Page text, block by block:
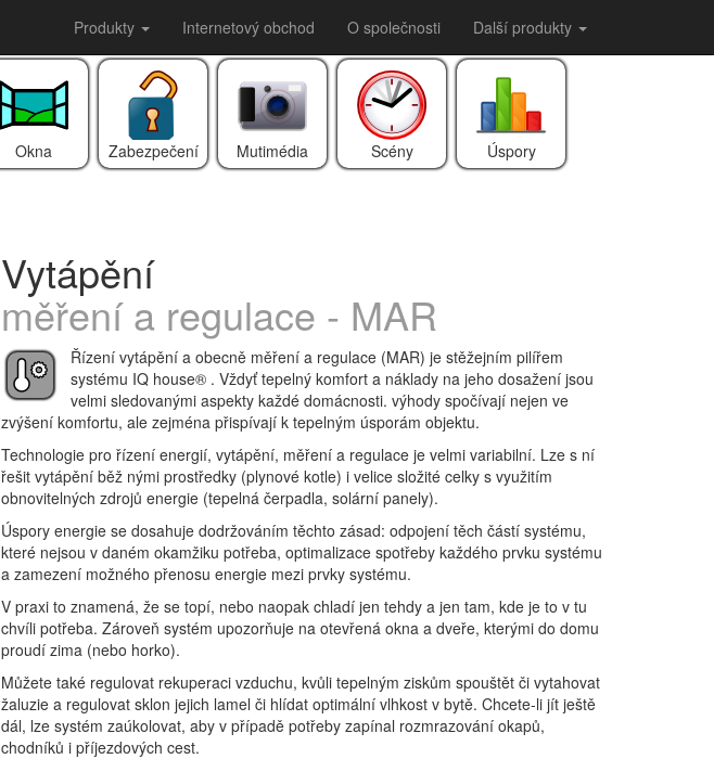
Produkty Internetový obchod O společnosti Další produkty
Okna Zabezpečení Mutimédia Scény Úspory
Vytápění
měření a regulace - MAR
Řízení vytápění a obecně měření a regulace (MAR) je stěžejním pilířem
systému IQ house® . Vždyť tepelný komfort a náklady na jeho dosažení jsou
velmi sledovanými aspekty každé domácnosti. výhody spočívají nejen ve
zvýšení komfortu, ale zejména přispívají k tepelným úsporám objektu.
Technologie pro řízení energií, vytápění, měření a regulace je velmi variabilní. Lze s ní
řešit vytápění běž nými prostředky (plynové kotle) i velice složité celky s využitím
obnovitelných zdrojů energie (tepelná čerpadla, solární panely).
Úspory energie se dosahuje dodržováním těchto zásad: odpojení těch částí systému,
které nejsou v daném okamžiku potřeba, optimalizace spotřeby každého prvku systému
a zamezení možného přenosu energie mezi prvky systému.
V praxi to znamená, že se topí, nebo naopak chladí jen tehdy a jen tam, kde je to v tu
chvíli potřeba. Zároveň systém upozorňuje na otevřená okna a dveře, kterými do domu
proudí zima (nebo horko).
Můžete také regulovat rekuperaci vzduchu, kvůli tepelným ziskům spouštět či vytahovat
žaluzie a regulovat sklon jejich lamel či hlídat optimální vlhkost v bytě. Chcete-li jít ještě
dál, lze systém zaúkolovat, aby v případě potřeby zapínal rozmrazování okapů,
chodníků i příjezdových cest.